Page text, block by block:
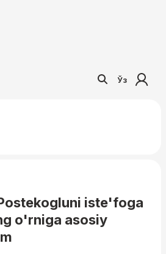
Ўз
iste'foga
o'rniga asosiy